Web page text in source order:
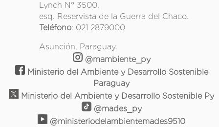
Lynch N° 3500.
esq. Reservista de la Guerra del Chaco.
Teléfono: 021 2879000
Asunción, Paraguay.
@mambiente_py
Ministerio del Ambiente y Desarrollo Sostenible
Paraguay
Ministerio del Ambiente y Desarrollo Sostenible Py
@mades_py
@ministeriodelambientemades9510